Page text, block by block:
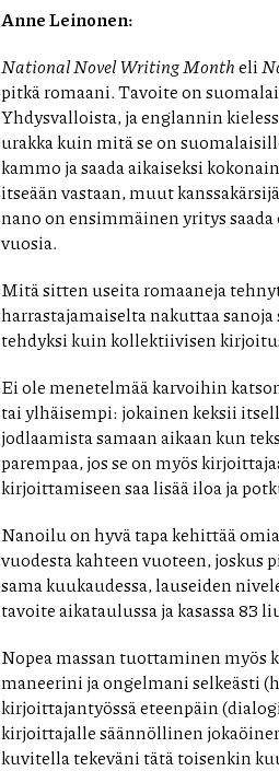
Anne Leinonen:
National Novel Writing Montheli
pitkä romaani. Tavoite on
Yhdysvalloista, ja englannin
urakka kuin mitä se on
kammo ja saada aikaiseksi
itseään vastaan, muut
nano on ensimmäinen yritys
vuosia.
Mitä sitten useita romaaneja
harrastajamaiselta nakuttaa
tehdyksi kuin kollektiivisen
Ei ole menetelmää karvoihin
tai ylhäisempi: jokainen keksii
jodlaamista samaan aikaan kun
parempaa, jos se on myös
kirjoittamiseen saa lisää iloa ja
Nanoilu on hyvä tapa kehittää
vuodesta kahteen vuoteen, joskus
sama kuukaudessa, lauseiden
tavoite aikataulussa ja kasassa 83
Nopea massan tuottaminen
maneerini ja ongelmani selkeästi
kirjoittajantyössä eteenpäin
kirjoittajalle säännöllinen
kuvitella tekeväni tätä toisenkin